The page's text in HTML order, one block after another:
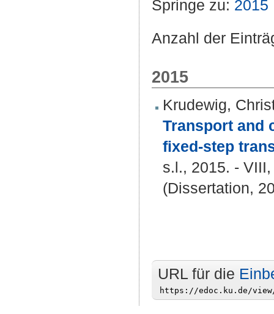
Springe zu: 2015
Anzahl der
2015
Krudewig,
Transport and
fixed-step
s.l., 2015. -
(Dissertation,
URL für die